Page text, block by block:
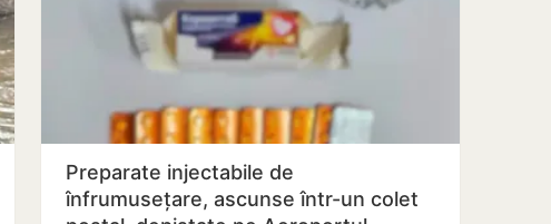
Preparate injectabile de
înfrumusețare, ascunse într-un colet